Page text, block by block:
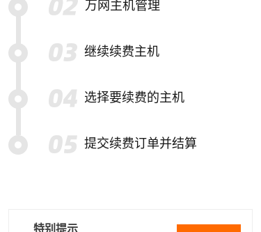
万网主机管理
继续续费主机
选择要续费的主机
提交续费订单并结算
特别提示